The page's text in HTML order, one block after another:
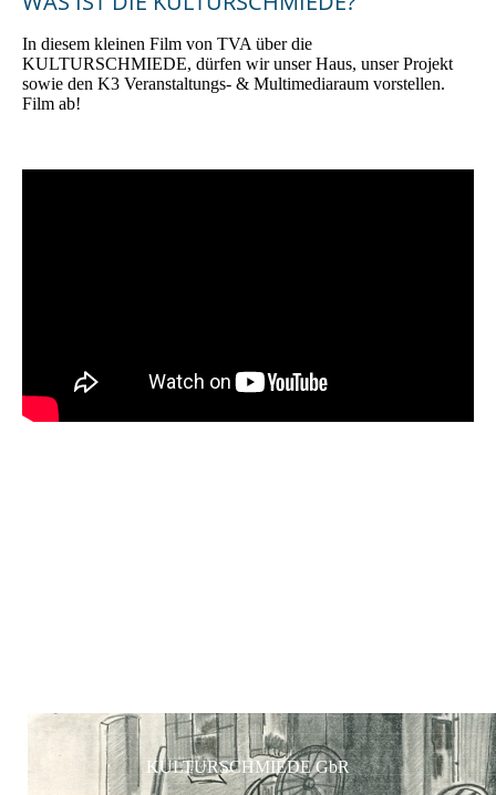
In diesem kleinen Film von TVA über die
KULTURSCHMIEDE, dürfen wir unser Haus, unser Projekt
sowie den K3 Veranstaltungs- & Multimediaraum vorstellen.
Film ab!
KULTURSCHMIEDE GbR